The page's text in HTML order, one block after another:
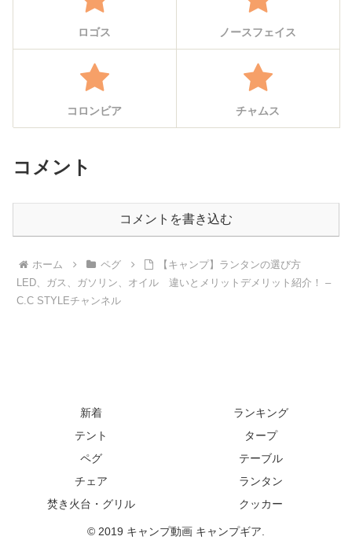
ロゴス ノースフェイス
コロンビア チャムス
コメント
コメントを書き込む
ホーム ペグ
【キャンプ】ランタンの選び方
LED、ガス、ガソリン、オイル 違いとメリットデメリット紹介！ –
C.C STYLEチャンネル
新着
ランキング
テント
タープ
ペグ
テーブル
チェア
ランタン
焚き火台・グリル
クッカー
© 2019 キャンプ動画 キャンプギア.